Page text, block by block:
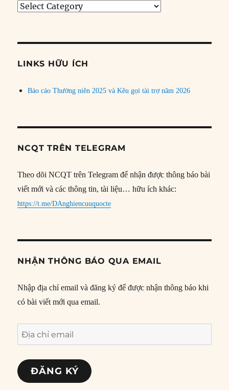
Tìm
đề
LINKS HỮU ÍCH
Báo cáo Thường niên 2025 và Kêu gọi tài trợ năm 2026
NCQT TRÊN TELEGRAM
Theo dõi NCQT trên Telegram để nhận được thông báo bài
viết mới và các thông tin, tài liệu… hữu ích khác:
https://t.me/DAnghiencuuquocte
NHẬN THÔNG BÁO QUA EMAIL
Nhập địa chỉ email và đăng ký để được nhận thông báo khi
có bài viết mới qua email.
Địa
chỉ
email
ĐĂNG KÝ